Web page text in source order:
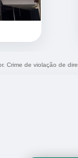
Crime de violação de